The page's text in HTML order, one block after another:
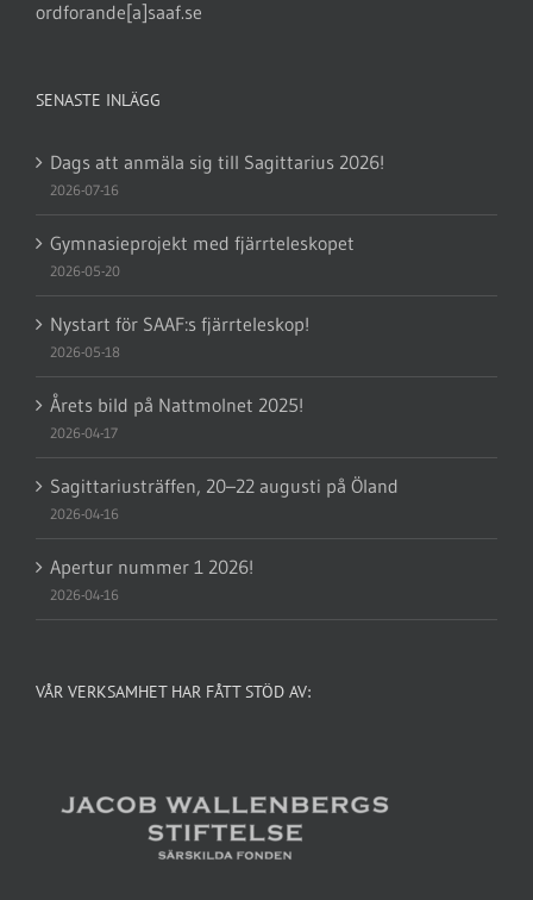
ordforande[a]saaf.se
SENASTE INLÄGG
Dags att anmäla sig till Sagittarius 2026!
2026-07-16
Gymnasieprojekt med fjärrteleskopet
2026-05-20
Nystart för SAAF:s fjärrteleskop!
2026-05-18
Årets bild på Nattmolnet 2025!
2026-04-17
Sagittariusträffen, 20–22 augusti på Öland
2026-04-16
Apertur nummer 1 2026!
2026-04-16
VÅR VERKSAMHET HAR FÅTT STÖD AV: